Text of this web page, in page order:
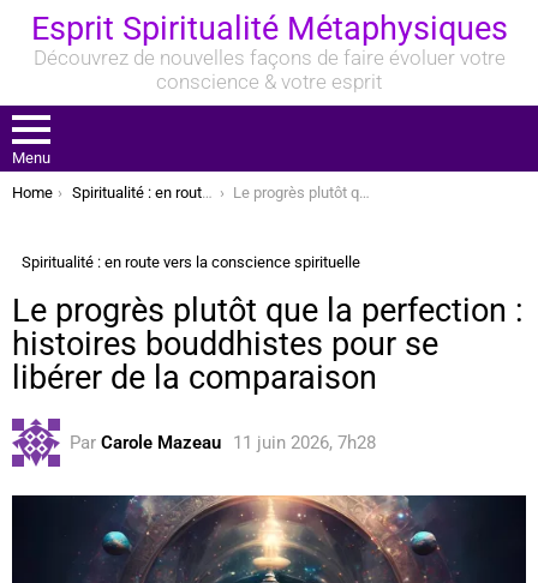
Esprit Spiritualité Métaphysiques
Découvrez de nouvelles façons de faire évoluer votre
conscience & votre esprit
Menu
You are here:
Home Spiritualité : en route vers la conscience spirituelle Le progrès plutôt que la perfection : histoires bouddhistes pour se libérer de la comparaison
Spiritualité : en route vers la conscience spirituelle
Le progrès plutôt que la perfection :
histoires bouddhistes pour se
libérer de la comparaison
Par Carole Mazeau 11 juin 2026, 7h28